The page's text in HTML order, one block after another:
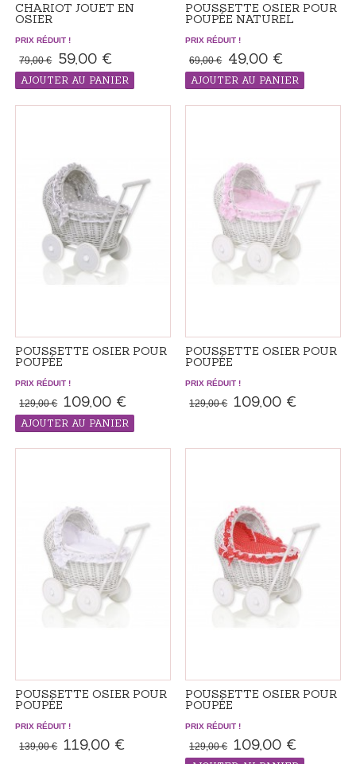
CHARIOT JOUET EN
OSIER
PRIX RÉDUIT !
79,00 € 59,00 €
AJOUTER AU PANIER
POUSSETTE OSIER POUR
POUPÉE NATUREL
PRIX RÉDUIT !
69,00 € 49,00 €
AJOUTER AU PANIER
POUSSETTE OSIER POUR
POUPÉE
PRIX RÉDUIT !
129,00 € 109,00 €
AJOUTER AU PANIER
POUSSETTE OSIER POUR
POUPÉE
PRIX RÉDUIT !
129,00 € 109,00 €
POUSSETTE OSIER POUR
POUPÉE
PRIX RÉDUIT !
139,00 € 119,00 €
POUSSETTE OSIER POUR
POUPÉE
PRIX RÉDUIT !
129,00 € 109,00 €